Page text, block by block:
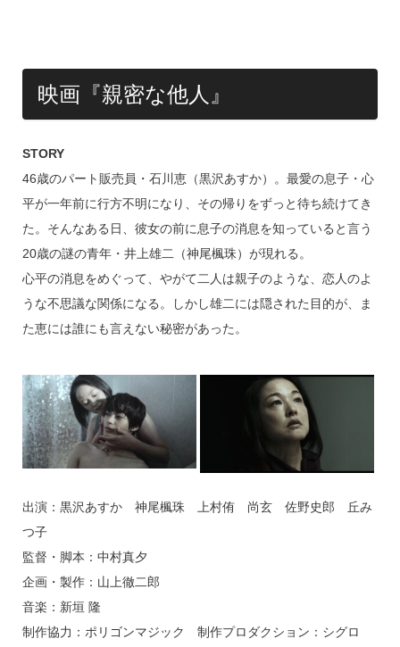
映画『親密な他人』
STORY
46歳のパート販売員・石川恵（黒沢あすか）。最愛の息子・心
平が一年前に行方不明になり、その帰りをずっと待ち続けてき
た。そんなある日、彼女の前に息子の消息を知っていると言う
20歳の謎の青年・井上雄二（神尾楓珠）が現れる。
心平の消息をめぐって、やがて二人は親子のような、恋人のよ
うな不思議な関係になる。しかし雄二には隠された目的が、ま
た恵には誰にも言えない秘密があった。
出演：黒沢あすか 神尾楓珠 上村侑 尚玄 佐野史郎 丘み
つ子
監督・脚本：中村真夕
企画・製作：山上徹二郎
音楽：新垣 隆
制作協力：ポリゴンマジック 制作プロダクション：シグロ